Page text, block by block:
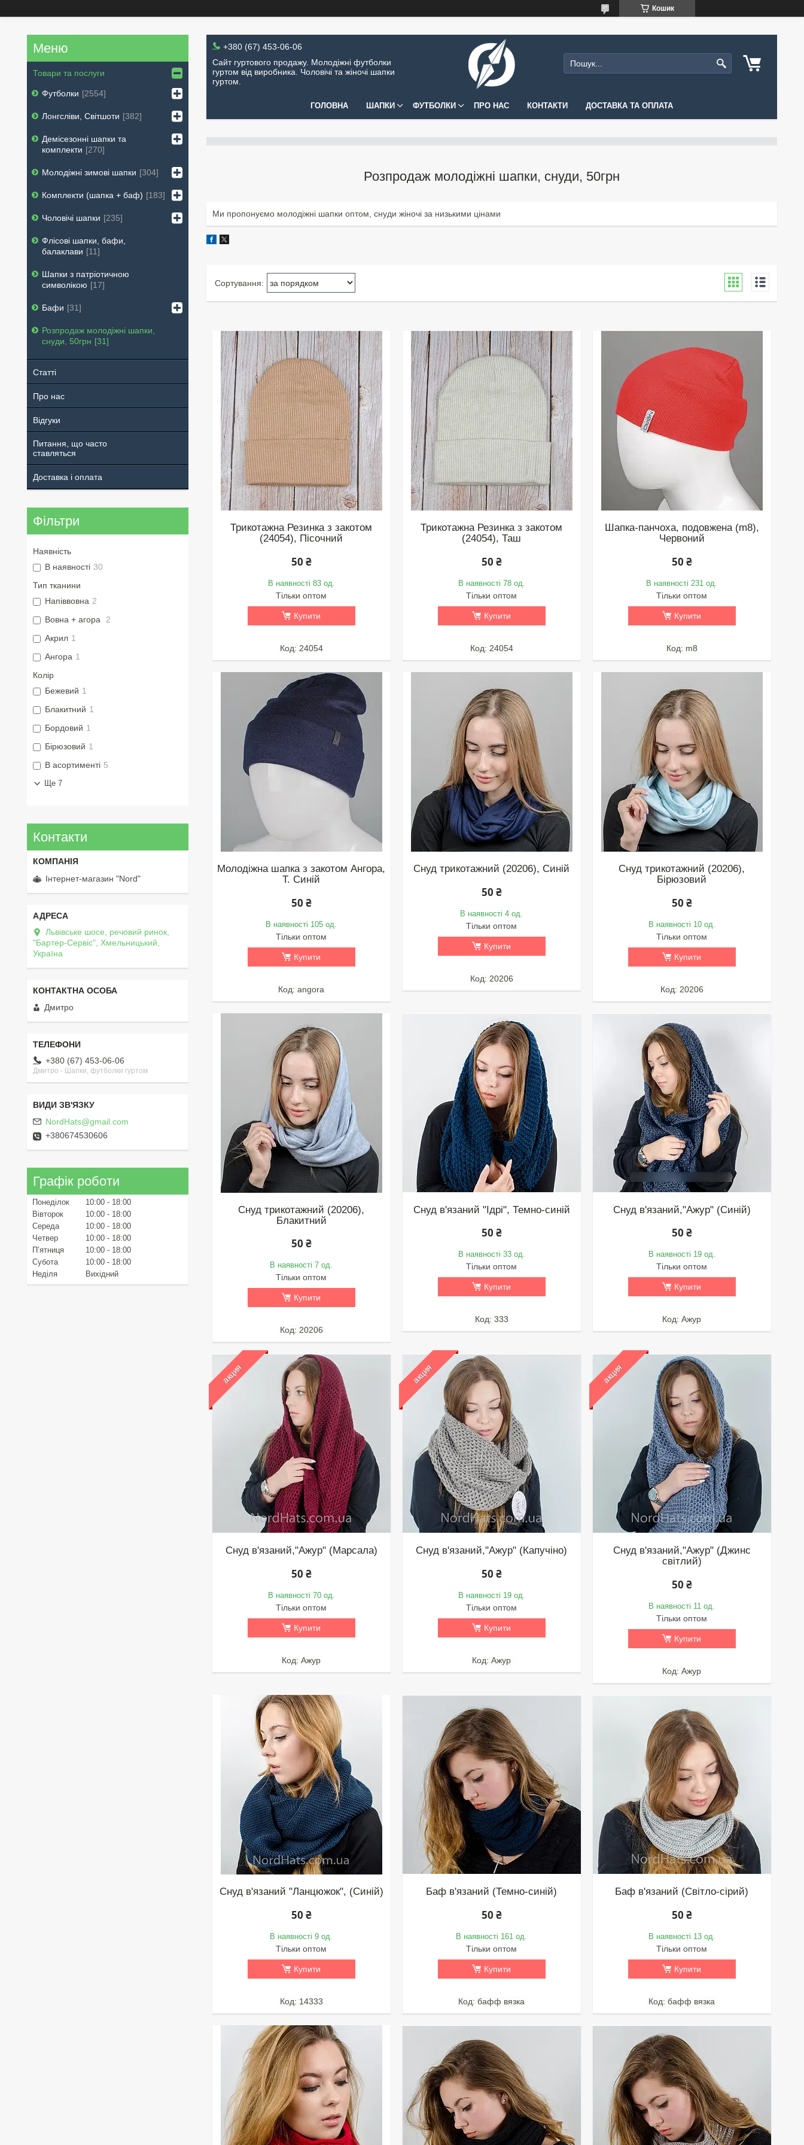
Кошик
+380 (67) 453-06-06
Сайт гуртового продажу. Молодіжні футболки
гуртом від виробника. Чоловічі та жіночі шапки
гуртом.
ГОЛОВНА ШАПКИ ФУТБОЛКИ ПРО НАС КОНТАКТИ ДОСТАВКА ТА ОПЛАТА
Розпродаж молодіжні шапки, снуди, 50грн
Ми пропонуємо молодіжні шапки оптом, снуди жіночі за низькими цінами
Трикотажна Резинка з закотом
(24054), Пісочний
50 ₴
В наявності 83 од.
Тільки оптом
Купити
24054
Трикотажна Резинка з закотом
(24054), Таш
50 ₴
В наявності 78 од.
Тільки оптом
Купити
24054
Шапка-панчоха, подовжена (m8),
Червоний
50 ₴
В наявності 231 од.
Тільки оптом
Купити
m8
Молодіжна шапка з закотом Ангора,
Т. Синій
50 ₴
В наявності 105 од.
Тільки оптом
Купити
angora
Снуд трикотажний (20206), Синій
50 ₴
В наявності 4 од.
Тільки оптом
Купити
20206
Снуд трикотажний (20206),
Бірюзовий
50 ₴
В наявності 10 од.
Тільки оптом
Купити
20206
Снуд трикотажний (20206),
Блакитний
50 ₴
В наявності 7 од.
Тільки оптом
Купити
20206
Снуд в'язаний "Ідрі", Темно-синій
50 ₴
В наявності 33 од.
Тільки оптом
Купити
333
Снуд в'язаний,"Ажур" (Синій)
50 ₴
В наявності 19 од.
Тільки оптом
Купити
Ажур
акция
Снуд в'язаний,"Ажур" (Марсала)
50 ₴
В наявності 70 од.
Тільки оптом
Купити
Ажур
акция
Снуд в'язаний,"Ажур" (Капучіно)
50 ₴
В наявності 19 од.
Тільки оптом
Купити
Ажур
акция
Снуд в'язаний,"Ажур" (Джинс
світлий)
50 ₴
В наявності 11 од.
Тільки оптом
Купити
Ажур
Снуд в'язаний "Ланцюжок", (Синій)
50 ₴
В наявності 9 од.
Тільки оптом
Купити
14333
Баф в'язаний (Темно-синій)
50 ₴
В наявності 161 од.
Тільки оптом
Купити
бафф вязка
Баф в'язаний (Світло-сірий)
50 ₴
В наявності 13 од.
Тільки оптом
Купити
бафф вязка
Товари та послуги
Футболки 2554
Лонгсліви, Світшоти 382
Демісезонні шапки та
комплекти
270
Молодіжні зимові шапки 304
Комплекти (шапка + баф) 183
Чоловічі шапки 235
Флісові шапки, бафи,
балаклави
11
Шапки з патріотичною
символікою
17
Бафи 31
Розпродаж молодіжні шапки,
снуди, 50грн
31
Статті
Про нас
Відгуки
Питання, що часто
ставляться
Доставка і оплата
Фільтри
Наявність
В наявності 30
Тип тканини
Напіввовна 2
Вовна + агора 2
Акрил 1
Ангора 1
Колір
Бежевий 1
Блакитний 1
Бордовий 1
Бірюзовий 1
В асортименті 5
Ще 7
Контакти
Інтернет-магазин "Nord"
Львівське шосе, речовий ринок,
"Бартер-Сервіс", Хмельницький,
Україна
Дмитро
+380 (67) 453-06-06
Дмитро - Шапки, футболки гуртом
NordHats@gmail.com
+380674530606
Графік роботи
Понеділок 10:00
18:00
Вівторок
10:00
18:00
Середа
10:00
18:00
Четвер
10:00
18:00
Пʼятниця
10:00
18:00
Субота
10:00
18:00
Неділя
Вихідний